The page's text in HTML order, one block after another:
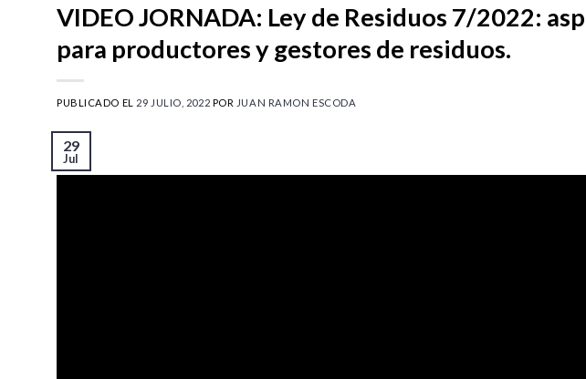
VIDEO JORNADA: Ley de Residuos 7/2022:
para productores y gestores de residuos.
PUBLICADO EL 29 JULIO, 2022 POR JUAN RAMON ESCODA
29
Jul